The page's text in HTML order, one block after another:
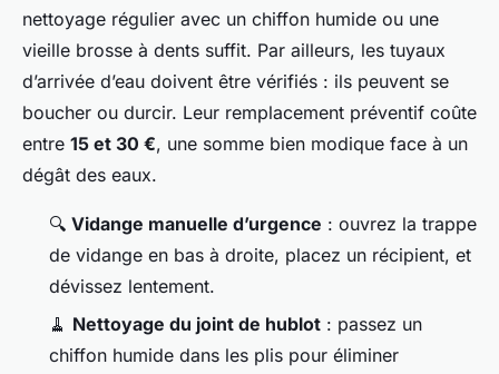
nettoyage régulier avec un chiffon humide ou une
vieille brosse à dents suffit. Par ailleurs, les tuyaux
d’arrivée d’eau doivent être vérifiés : ils peuvent se
boucher ou durcir. Leur remplacement préventif coûte
entre 15 et 30 €, une somme bien modique face à un
dégât des eaux.
🔍 Vidange manuelle d’urgence : ouvrez la trappe
de vidange en bas à droite, placez un récipient, et
dévissez lentement.
🧹 Nettoyage du joint de hublot : passez un
chiffon humide dans les plis pour éliminer